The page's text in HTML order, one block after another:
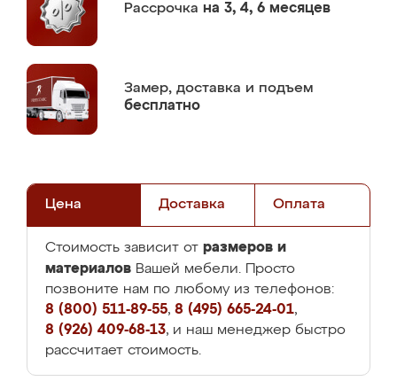
Рассрочка на 3, 4, 6 месяцев
Замер, доставка и подъем
бесплатно
Цена Доставка Оплата
Стоимость зависит от размеров и
материалов Вашей мебели. Просто
позвоните нам по любому из телефонов:
8 (800) 511-89-55, 8 (495) 665-24-01,
8 (926) 409-68-13, и наш менеджер быстро
рассчитает стоимость.